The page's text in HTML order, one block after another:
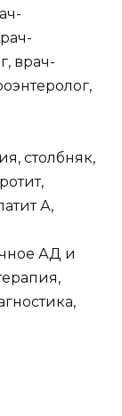
врач-
столбняк,
А,
АД и